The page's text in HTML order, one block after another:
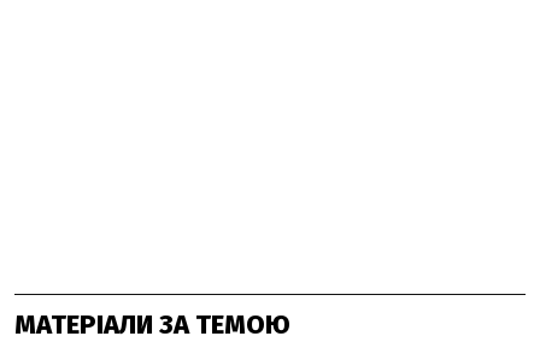
МАТЕРІАЛИ ЗА ТЕМОЮ